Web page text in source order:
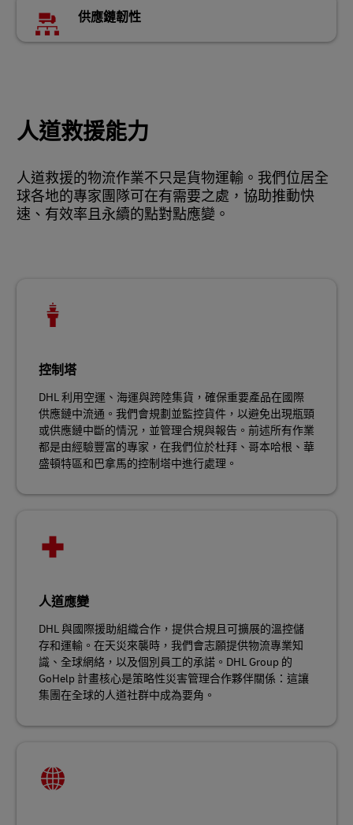
供應鏈韌性
人道救援能力
人道救援的物流作業不只是貨物運輸。我們位居全
球各地的專家團隊可在有需要之處，協助推動快
速、有效率且永續的點對點應變。
控制塔
DHL 利用空運、海運與跨陸集貨，確保重要產品在國際
供應鏈中流通。我們會規劃並監控貨件，以避免出現瓶頸
或供應鏈中斷的情況，並管理合規與報告。前述所有作業
都是由經驗豐富的專家，在我們位於杜拜、哥本哈根、華
盛頓特區和巴拿馬的控制塔中進行處理。
人道應變
DHL 與國際援助組織合作，提供合規且可擴展的溫控儲
存和運輸。在天災來襲時，我們會志願提供物流專業知
識、全球網絡，以及個別員工的承諾。DHL Group 的
GoHelp 計畫核心是策略性災害管理合作夥伴關係：這讓
集團在全球的人道社群中成為要角。